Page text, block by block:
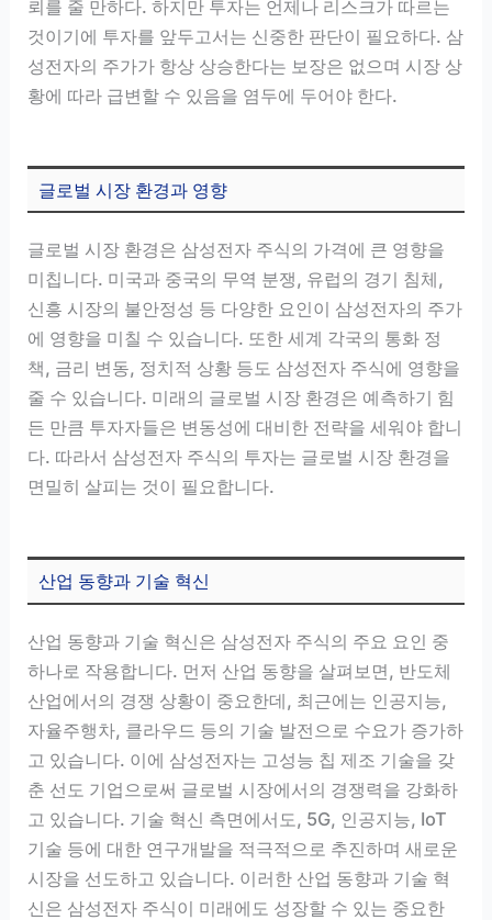
뢰를 줄 만하다. 하지만 투자는 언제나 리스크가 따르는
것이기에 투자를 앞두고서는 신중한 판단이 필요하다. 삼
성전자의 주가가 항상 상승한다는 보장은 없으며 시장 상
황에 따라 급변할 수 있음을 염두에 두어야 한다.
글로벌 시장 환경과 영향
글로벌 시장 환경은 삼성전자 주식의 가격에 큰 영향을
미칩니다. 미국과 중국의 무역 분쟁, 유럽의 경기 침체,
신흥 시장의 불안정성 등 다양한 요인이 삼성전자의 주가
에 영향을 미칠 수 있습니다. 또한 세계 각국의 통화 정
책, 금리 변동, 정치적 상황 등도 삼성전자 주식에 영향을
줄 수 있습니다. 미래의 글로벌 시장 환경은 예측하기 힘
든 만큼 투자자들은 변동성에 대비한 전략을 세워야 합니
다. 따라서 삼성전자 주식의 투자는 글로벌 시장 환경을
면밀히 살피는 것이 필요합니다.
산업 동향과 기술 혁신
산업 동향과 기술 혁신은 삼성전자 주식의 주요 요인 중
하나로 작용합니다. 먼저 산업 동향을 살펴보면, 반도체
산업에서의 경쟁 상황이 중요한데, 최근에는 인공지능,
자율주행차, 클라우드 등의 기술 발전으로 수요가 증가하
고 있습니다. 이에 삼성전자는 고성능 칩 제조 기술을 갖
춘 선도 기업으로써 글로벌 시장에서의 경쟁력을 강화하
고 있습니다. 기술 혁신 측면에서도, 5G, 인공지능, IoT
기술 등에 대한 연구개발을 적극적으로 추진하며 새로운
시장을 선도하고 있습니다. 이러한 산업 동향과 기술 혁
신은 삼성전자 주식이 미래에도 성장할 수 있는 중요한